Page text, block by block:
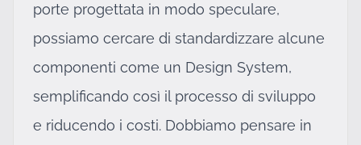
porte progettata in modo speculare,
possiamo cercare di standardizzare alcune
componenti come un Design System,
semplificando così il processo di sviluppo
e riducendo i costi. Dobbiamo pensare in